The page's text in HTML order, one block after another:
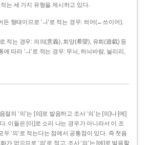
적는 세 가지 유형을 제시하고 있다.
든 형태이므로 ‘ㅢ’로 적는 경우: 씌어(←쓰이어),
적는 경우: 의의(意義), 희망(希望), 유희(遊戱) 등
따라 ‘ㅢ’로 적는 경우: 무늬, 하늬바람, 늴리리,
절의 ‘의’는 [의]로 발음하고 조사 ‘의’는 [의]나 [에]
. 이들은 [이]로 소리 나는 경우가 아니라서 이 조
두 ‘의’로 적는다는 점에서 공통점이 있다. 즉 첫음
가 없으므로 ‘의’로 적고, 조사 ‘의’는 [에]로 발음할